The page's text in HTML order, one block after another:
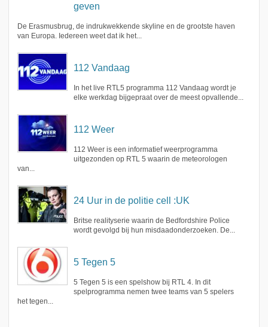
geven
De Erasmusbrug, de indrukwekkende skyline en de grootste haven
van Europa. Iedereen weet dat ik het...
112 Vandaag
In het live RTL5 programma 112 Vandaag wordt je
elke werkdag bijgepraat over de meest opvallende...
112 Weer
112 Weer is een informatief weerprogramma
uitgezonden op RTL 5 waarin de meteorologen
van...
24 Uur in de politie cell :UK
Britse realityserie waarin de Bedfordshire Police
wordt gevolgd bij hun misdaadonderzoeken. De...
5 Tegen 5
5 Tegen 5 is een spelshow bij RTL 4. In dit
spelprogramma nemen twee teams van 5 spelers
het tegen...